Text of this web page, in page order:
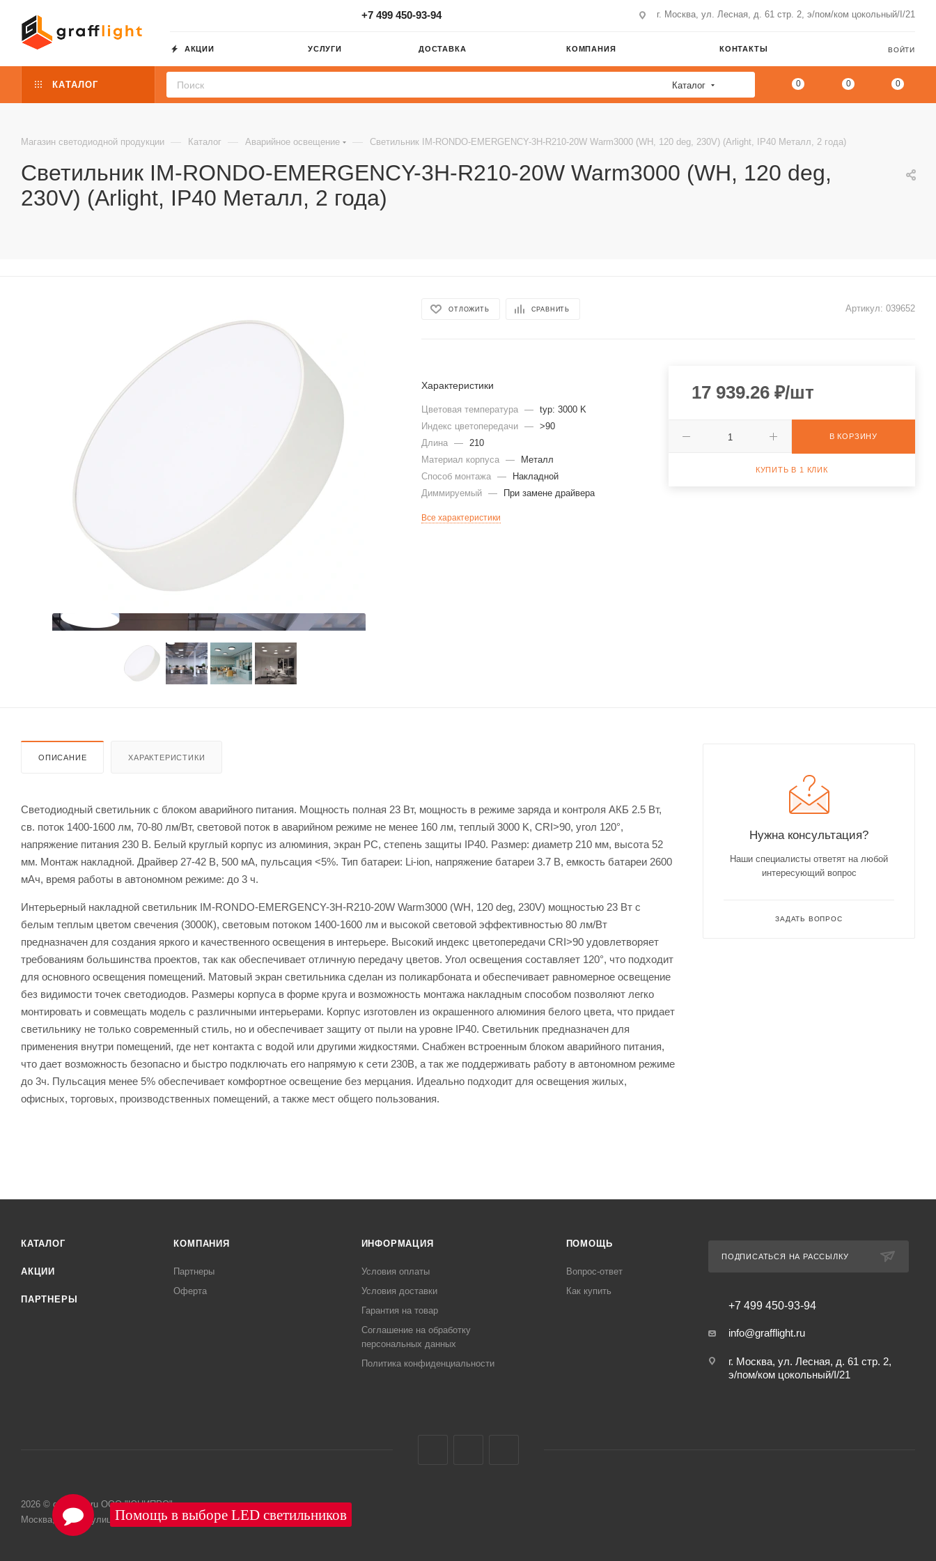
+7 499 450-93-94 г. Москва, ул. Лесная, д. 61 стр. 2, э/пом/ком цокольный/I/21
АКЦИИ УСЛУГИ ДОСТАВКА КОМПАНИЯ КОНТАКТЫ ВОЙТИ
КАТАЛОГ Каталог 0 0 0
Магазин светодиодной продукции — Каталог — Аварийное освещение — Светильник IM-RONDO-EMERGENCY-3H-R210-20W Warm3000 (WH, 120 deg, 230V) (Arlight, IP40 Металл, 2 года)
Светильник IM-RONDO-EMERGENCY-3H-R210-20W Warm3000 (WH, 120 deg,
230V) (Arlight, IP40 Металл, 2 года)
ОТЛОЖИТЬ СРАВНИТЬ Артикул: 039652
Характеристики
Цветовая температура —
typ: 3000 K
Индекс цветопередачи
—
>90
Длина
—
210
Материал корпуса
—
Металл
Способ монтажа
—
Накладной
Диммируeмый
— При замене драйвера
Все характеристики
17 939.26₽/шт
В КОРЗИНУ
КУПИТЬ В 1 КЛИК
ОПИСАНИЕ ХАРАКТЕРИСТИКИ
Светодиодный светильник с блоком аварийного питания. Мощность полная 23 Вт, мощность в режиме заряда и контроля АКБ 2.5 Вт,
св. поток 1400-1600 лм, 70-80 лм/Вт, световой поток в аварийном режиме не менее 160 лм, теплый 3000 K, CRI>90, угол 120°,
напряжение питания 230 В. Белый круглый корпус из алюминия, экран PC, степень защиты IP40. Размер: диаметр 210 мм, высота 52
мм. Монтаж накладной. Драйвер 27-42 В, 500 мА, пульсация <5%. Тип батареи: Li-ion, напряжение батареи 3.7 В, емкость батареи 2600
мАч, время работы в автономном режиме: до 3 ч.
Интерьерный накладной светильник IM-RONDO-EMERGENCY-3H-R210-20W Warm3000 (WH, 120 deg, 230V) мощностью 23 Вт с
белым теплым цветом свечения (3000К), световым потоком 1400-1600 лм и высокой световой эффективностью 80 лм/Вт
предназначен для создания яркого и качественного освещения в интерьере. Высокий индекс цветопередачи CRI>90 удовлетворяет
требованиям большинства проектов, так как обеспечивает отличную передачу цветов. Угол освещения составляет 120°, что подходит
для основного освещения помещений. Матовый экран светильника сделан из поликарбоната и обеспечивает равномерное освещение
без видимости точек светодиодов. Размеры корпуса в форме круга и возможность монтажа накладным способом позволяют легко
монтировать и совмещать модель с различными интерьерами. Корпус изготовлен из окрашенного алюминия белого цвета, что придает
светильнику не только современный стиль, но и обеспечивает защиту от пыли на уровне IP40. Светильник предназначен для
применения внутри помещений, где нет контакта с водой или другими жидкостями. Снабжен встроенным блоком аварийного питания,
что дает возможность безопасно и быстро подключать его напрямую к сети 230В, а так же поддерживать работу в автономном режиме
до 3ч. Пульсация менее 5% обеспечивает комфортное освещение без мерцания. Идеально подходит для освещения жилых,
офисных, торговых, производственных помещений, а также мест общего пользования.
Нужна консультация?
Наши специалисты ответят на любой
интересующий вопрос
ЗАДАТЬ ВОПРОС
КАТАЛОГ
АКЦИИ
ПАРТНЕРЫ
КОМПАНИЯ
Партнеры
Оферта
ИНФОРМАЦИЯ
Условия оплаты
Условия доставки
Гарантия на товар
Соглашение на обработку
персональных данных
Политика конфиденциальности
ПОМОЩЬ
Вопрос-ответ
Как купить
ПОДПИСАТЬСЯ НА РАССЫЛКУ
+7 499 450-93-94
info@grafflight.ru
г. Москва, ул. Лесная, д. 61 стр. 2,
э/пом/ком цокольный/I/21
2026 © grafflight.ru ООО "ЮНИПРО"
Москва, Лесная улица, дом 61 строение 2, э/пом/ком цокольный/I/21